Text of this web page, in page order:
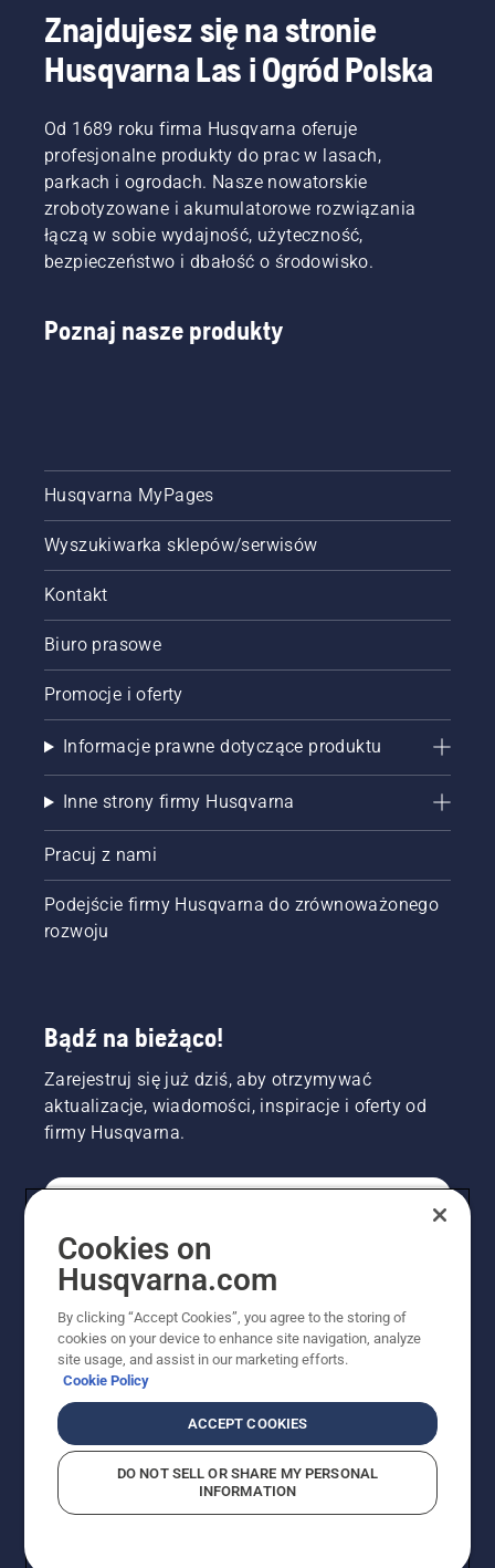
Znajdujesz się na stronie
Husqvarna Las i Ogród Polska
Od 1689 roku firma Husqvarna oferuje
profesjonalne produkty do prac w lasach,
parkach i ogrodach. Nasze nowatorskie
zrobotyzowane i akumulatorowe rozwiązania
łączą w sobie wydajność, użyteczność,
bezpieczeństwo i dbałość o środowisko.
Poznaj nasze produkty
Husqvarna MyPages
Wyszukiwarka sklepów/serwisów
Kontakt
Biuro prasowe
Promocje i oferty
Informacje prawne dotyczące produktu
Inne strony firmy Husqvarna
Pracuj z nami
Podejście firmy Husqvarna do zrównoważonego
rozwoju
Bądź na bieżąco!
Zarejestruj się już dziś, aby otrzymywać
aktualizacje, wiadomości, inspiracje i oferty od
firmy Husqvarna.
PROFESJONALISTA
Cookies on
Husqvarna.com
By clicking “Accept Cookies”, you agree to the storing of
cookies on your device to enhance site navigation, analyze
site usage, and assist in our marketing efforts.
Cookie Policy
ACCEPT COOKIES
DO NOT SELL OR SHARE MY PERSONAL
INFORMATION